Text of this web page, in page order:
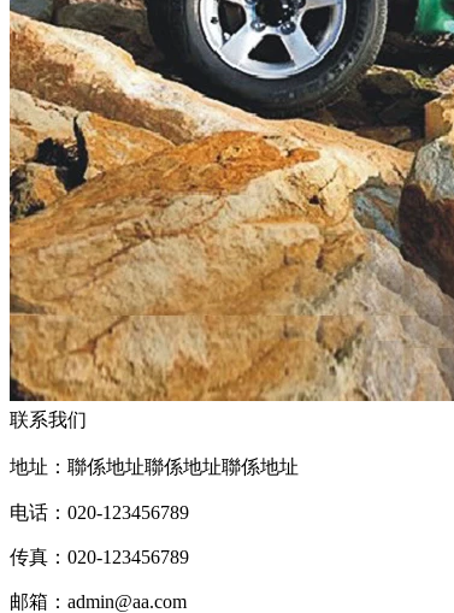
联系我们
地址：聯係地址聯係地址聯係地址
电话：020-123456789
传真：020-123456789
邮箱： admin@aa.com